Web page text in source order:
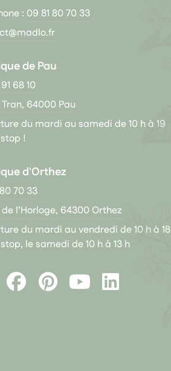
: 09 81 80 70 33
de Pau
68 10
Tran, 64000 Pau
du mardi au samedi de 10 h à 19
!
d'Orthez
70 33
de l’Horloge, 64300 Orthez
du mardi au vendredi de 10 h à 18
le samedi de 10 h à 13 h
FacebookPinterest
LinkedIn